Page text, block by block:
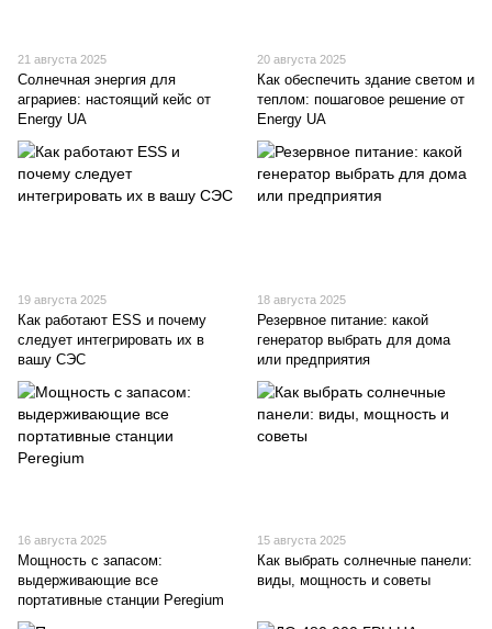
21 августа 2025
Солнечная энергия для
аграриев: настоящий кейс от
Energy UA
20 августа 2025
Как обеспечить здание светом и
теплом: пошаговое решение от
Energy UA
19 августа 2025
Как работают ESS и почему
следует интегрировать их в
вашу СЭС
18 августа 2025
Резервное питание: какой
генератор выбрать для дома
или предприятия
16 августа 2025
Мощность с запасом:
выдерживающие все
портативные станции Peregium
15 августа 2025
Как выбрать солнечные панели:
виды, мощность и советы